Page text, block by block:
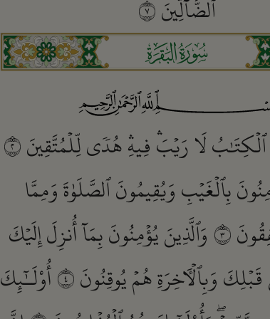
ٱلضَّآلِّينَ٧
ﮎ
لَا رَيۡبَۛ فِيهِۛ هُدٗى لِّلۡمُتَّقِينَ٢
بِٱلۡغَيۡبِ وَيُقِيمُونَ ٱلصَّلَوٰةَ وَمِمَّا
٣وَٱلَّذِينَ يُؤۡمِنُونَ بِمَآ أُنزِلَ إِلَيۡكَ
وَبِٱلۡأٓخِرَةِ هُمۡ يُوقِنُونَ٤أُوْلَـٰٓئِكَ